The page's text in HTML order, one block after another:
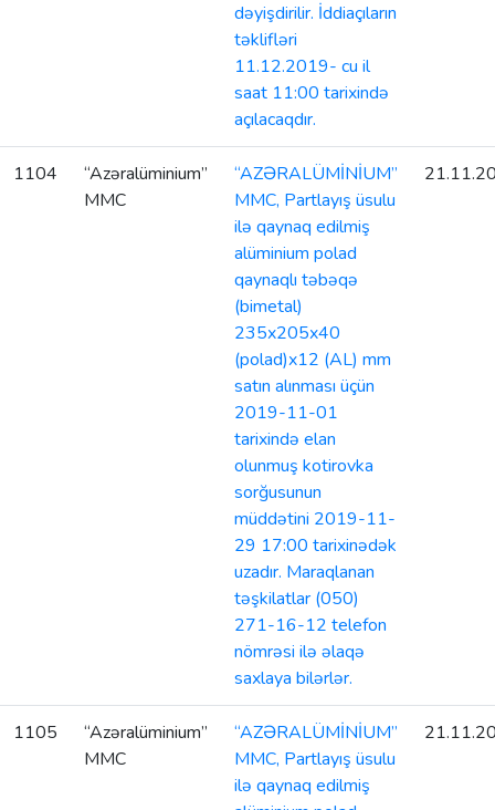
dəyişdirilir. İddiaçıların
təklifləri
11.12.2019- cu il
saat 11:00 tarixində
açılacaqdır.
1104
“Azəralüminium”
MMC
“AZƏRALÜMİNİUM”
MMC, Partlayış üsulu
ilə qaynaq edilmiş
alüminium polad
qaynaqlı təbəqə
(bimetal)
235x205x40
(polad)x12 (AL) mm
satın alınması üçün
2019-11-01
tarixində elan
olunmuş kotirovka
sorğusunun
müddətini 2019-11-
29 17:00 tarixinədək
uzadır. Maraqlanan
təşkilatlar (050)
271-16-12 telefon
nömrəsi ilə əlaqə
saxlaya bilərlər.
1105
“Azəralüminium”
MMC
“AZƏRALÜMİNİUM”
MMC, Partlayış üsulu
ilə qaynaq edilmiş